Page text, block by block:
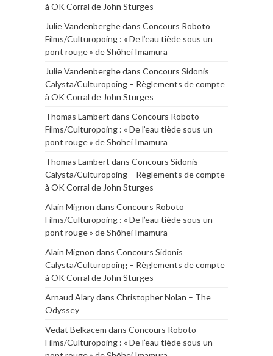
à OK Corral de John Sturges
Julie Vandenberghedans Concours Roboto
Films/Culturopoing : « De l’eau tiède sous un
pont rouge » de Shōhei Imamura
Julie Vandenberghedans Concours Sidonis
Calysta/Culturopoing – Règlements de compte
à OK Corral de John Sturges
Thomas Lambert dans Concours Roboto
Films/Culturopoing : « De l’eau tiède sous un
pont rouge » de Shōhei Imamura
Thomas Lambert dans Concours Sidonis
Calysta/Culturopoing – Règlements de compte
à OK Corral de John Sturges
Alain Mignon dans Concours Roboto
Films/Culturopoing : « De l’eau tiède sous un
pont rouge » de Shōhei Imamura
Alain Mignon dans Concours Sidonis
Calysta/Culturopoing – Règlements de compte
à OK Corral de John Sturges
Arnaud Alarydans Christopher Nolan – The
Odyssey
Vedat Belkacem dans Concours Roboto
Films/Culturopoing : « De l’eau tiède sous un